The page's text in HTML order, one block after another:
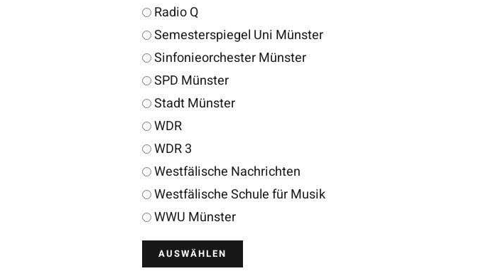
Radio Q
Semesterspiegel Uni Münster
Sinfonieorchester Münster
SPD Münster
Stadt Münster
WDR
WDR 3
Westfälische Nachrichten
Westfälische Schule für Musik
WWU Münster